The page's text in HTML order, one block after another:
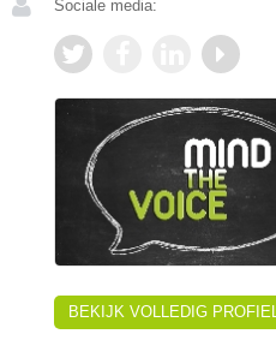
Sociale media:
BEKIJK VOLLEDIG PROFIEL